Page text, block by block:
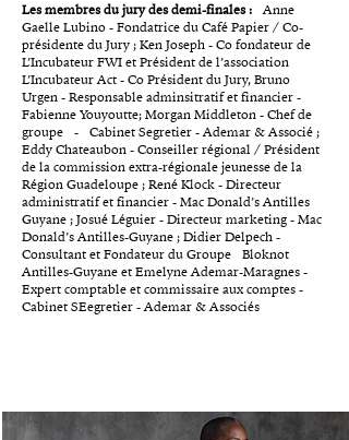
Les membres du jury des demi-finales : Anne
Gaelle Lubino - Fondatrice du Café Papier / Co-
présidente du Jury ; Ken Joseph - Co fondateur de
L’Incubateur FWI et Président de l’association
L’Incubateur Act - Co Président du Jury, Bruno
Urgen - Responsable adminsitratif et financier -
Fabienne Youyoutte; Morgan Middleton - Chef de
groupe - Cabinet Segretier - Ademar & Associé ;
Eddy Chateaubon - Conseiller régional / Président
de la commission extra-régionale jeunesse de la
Région Guadeloupe ; René Klock - Directeur
administratif et financier - Mac Donald’s Antilles
Guyane ; Josué Léguier - Directeur marketing - Mac
Donald’s Antilles-Guyane ; Didier Delpech -
Consultant et Fondateur du Groupe Bloknot
Antilles-Guyane et Emelyne Ademar-Maragnes -
Expert comptable et commissaire aux comptes -
Cabinet SEegretier - Ademar & Associés